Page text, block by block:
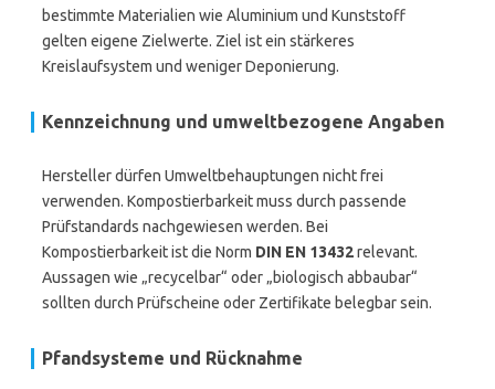
bestimmte Materialien wie Aluminium und Kunststoff
gelten eigene Zielwerte. Ziel ist ein stärkeres
Kreislaufsystem und weniger Deponierung.
Kennzeichnung und umweltbezogene Angaben
Hersteller dürfen Umweltbehauptungen nicht frei
verwenden. Kompostierbarkeit muss durch passende
Prüfstandards nachgewiesen werden. Bei
Kompostierbarkeit ist die Norm DIN EN 13432relevant.
Aussagen wie „recycelbar“ oder „biologisch abbaubar“
sollten durch Prüfscheine oder Zertifikate belegbar sein.
Pfandsysteme und Rücknahme